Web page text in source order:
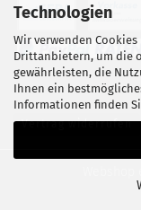
Technologien
Wir verwenden
Drittanbietern, um die
gewährleisten, die
Ihnen ein
Informationen finden
Vertrag widerrufen